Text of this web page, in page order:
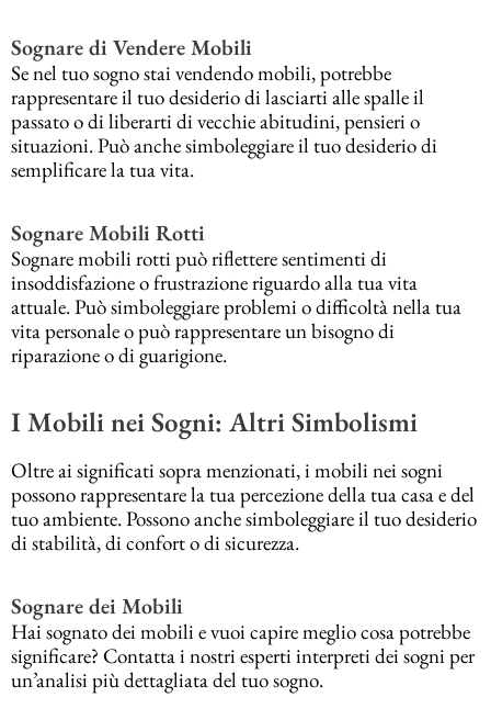
Sognare di Vendere Mobili
Se nel tuo sogno stai vendendo mobili, potrebbe
rappresentare il tuo desiderio di lasciarti alle spalle il
passato o di liberarti di vecchie abitudini, pensieri o
situazioni. Può anche simboleggiare il tuo desiderio di
semplificare la tua vita.
Sognare Mobili Rotti
Sognare mobili rotti può riflettere sentimenti di
insoddisfazione o frustrazione riguardo alla tua vita
attuale. Può simboleggiare problemi o difficoltà nella tua
vita personale o può rappresentare un bisogno di
riparazione o di guarigione.
I Mobili nei Sogni: Altri Simbolismi
Oltre ai significati sopra menzionati, i mobili nei sogni
possono rappresentare la tua percezione della tua casa e del
tuo ambiente. Possono anche simboleggiare il tuo desiderio
di stabilità, di confort o di sicurezza.
Sognare dei Mobili
Hai sognato dei mobili e vuoi capire meglio cosa potrebbe
significare? Contatta i nostri esperti interpreti dei sogni per
un’analisi più dettagliata del tuo sogno.